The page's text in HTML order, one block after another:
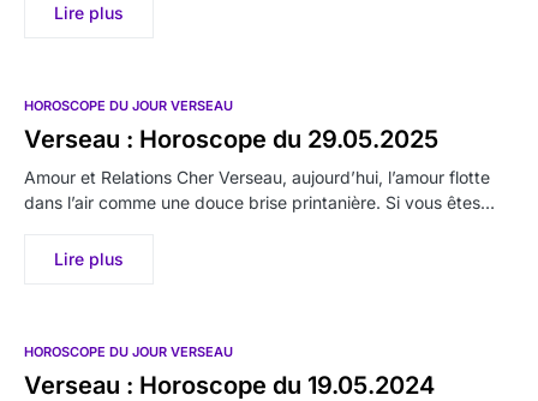
Lire plus
HOROSCOPE DU JOUR VERSEAU
Verseau : Horoscope du 29.05.2025
Amour et Relations Cher Verseau, aujourd’hui, l’amour flotte
dans l’air comme une douce brise printanière. Si vous êtes…
Lire plus
HOROSCOPE DU JOUR VERSEAU
Verseau : Horoscope du 19.05.2024